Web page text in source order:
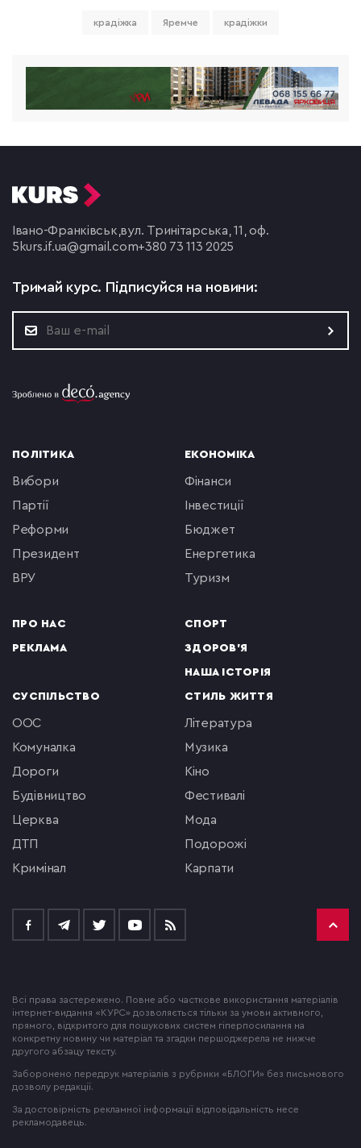
крадіжка Яремче крадіжки
Івано-Франківськ,вул. Тринітарська, 11, оф.
5 kurs.if.ua@gmail.com+380 73 113 2025
Тримай курс. Підписуйся на новини:
ПОЛІТИКА
вибори
партії
реформи
президент
ВРУ
ПРО НАС
РЕКЛАМА
ЕКОНОМІКА
фінанси
інвестиції
бюджет
енергетика
туризм
СПОРТ
ЗДОРОВ'Я
НАША ІСТОРІЯ
СУСПІЛЬСТВО
ООС
комуналка
Дороги
будівництво
церква
ДТП
кримінал
СТИЛЬ ЖИТТЯ
література
музика
кіно
фестивалі
мода
подорожі
Карпати
Всі права застережено. Повне або часткове використання матеріалів
інтернет-видання «КУРС» дозволяється тільки за умови активного,
прямого, відкритого для пошукових систем гіперпосилання на
конкретну новину чи матеріал та згадки першоджерела не нижче
другого абзацу тексту.
Заборонено передрук матеріалів з рубрики «БЛОГИ» без письмового
дозволу редакції.
За достовірність рекламної інформації відповідальність несе
рекламодавець.